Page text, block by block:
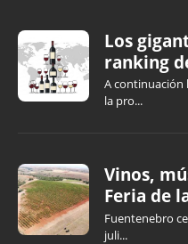
Los
ranking
A continuación
la pro...
Vinos,
Feria de
Fuentenebro
juli...